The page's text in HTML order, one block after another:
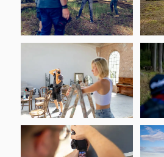
Dein Buch habe ich als
meiner Frau bekommen – einfach
C
Christian· Seit 2 Jahren
Hallo Matthias,
danke noch einmal für den super
mich persönlich weitergebracht
Die Videos inkl. Das Video vom
finde ich auch sehr interessant